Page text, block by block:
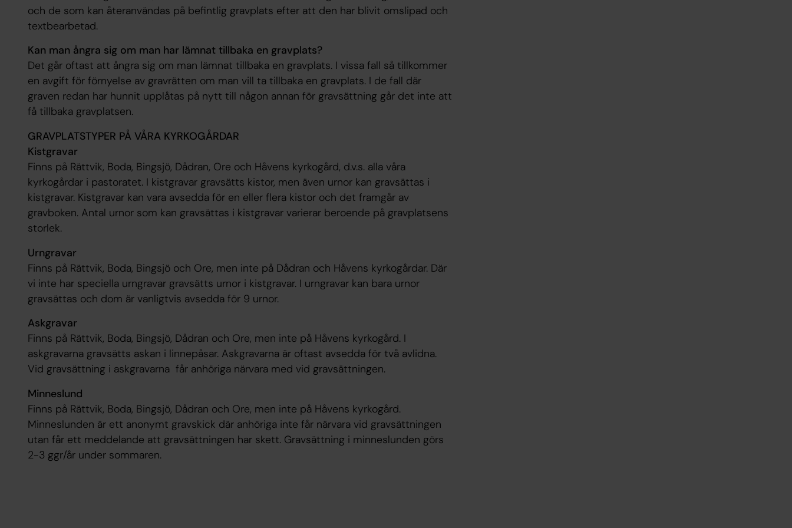
och de som kan återanvändas på befintlig gravplats efter att den har blivit omslipad och
textbearbetad.
Kan man ångra sig om man har lämnat tillbaka en gravplats?
Det går oftast att ångra sig om man lämnat tillbaka en gravplats. I vissa fall så tillkommer
en avgift för förnyelse av gravrätten om man vill ta tillbaka en gravplats. I de fall där
graven redan har hunnit upplåtas på nytt till någon annan för gravsättning går det inte att
få tillbaka gravplatsen.
GRAVPLATSTYPER PÅ VÅRA KYRKOGÅRDAR
Kistgravar
Finns på Rättvik, Boda, Bingsjö, Dådran, Ore och Håvens kyrkogård, d.v.s. alla våra
kyrkogårdar i pastoratet. I kistgravar gravsätts kistor, men även urnor kan gravsättas i
kistgravar. Kistgravar kan vara avsedda för en eller flera kistor och det framgår av
gravboken. Antal urnor som kan gravsättas i kistgravar varierar beroende på gravplatsens
storlek.
Urngravar
Finns på Rättvik, Boda, Bingsjö och Ore, men inte på Dådran och Håvens kyrkogårdar. Där
vi inte har speciella urngravar gravsätts urnor i kistgravar. I urngravar kan bara urnor
gravsättas och dom är vanligtvis avsedda för 9 urnor.
Askgravar
Finns på Rättvik, Boda, Bingsjö, Dådran och Ore, men inte på Håvens kyrkogård. I
askgravarna gravsätts askan i linnepåsar. Askgravarna är oftast avsedda för två avlidna.
Vid gravsättning i askgravarna får anhöriga närvara med vid gravsättningen.
Minneslund
Finns på Rättvik, Boda, Bingsjö, Dådran och Ore, men inte på Håvens kyrkogård.
Minneslunden är ett anonymt gravskick där anhöriga inte får närvara vid gravsättningen
utan får ett meddelande att gravsättningen har skett. Gravsättning i minneslunden görs
2-3 ggr/år under sommaren.